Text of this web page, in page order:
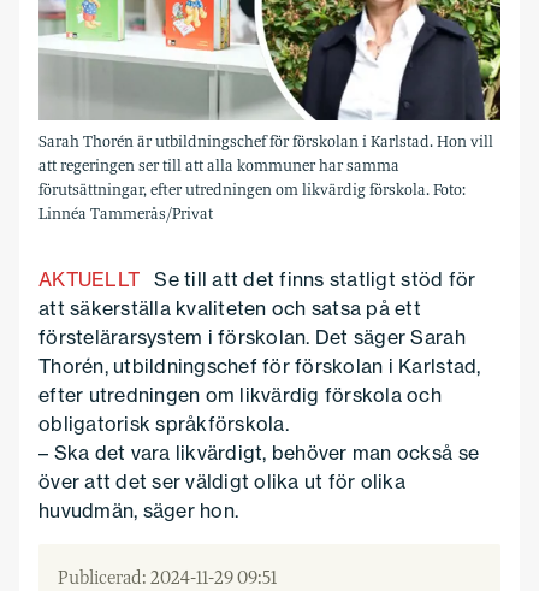
Sarah Thorén är utbildningschef för förskolan i Karlstad. Hon vill
att regeringen ser till att alla kommuner har samma
förutsättningar, efter utredningen om likvärdig förskola. Foto:
Linnéa Tammerås/Privat
AKTUELLT Se till att det finns statligt stöd för
att säkerställa kvaliteten och satsa på ett
förstelärarsystem i förskolan. Det säger Sarah
Thorén, utbildningschef för förskolan i Karlstad,
efter utredningen om likvärdig förskola och
obligatorisk språkförskola.
– Ska det vara likvärdigt, behöver man också se
över att det ser väldigt olika ut för olika
huvudmän, säger hon.
Publicerad: 2024-11-29 09:51